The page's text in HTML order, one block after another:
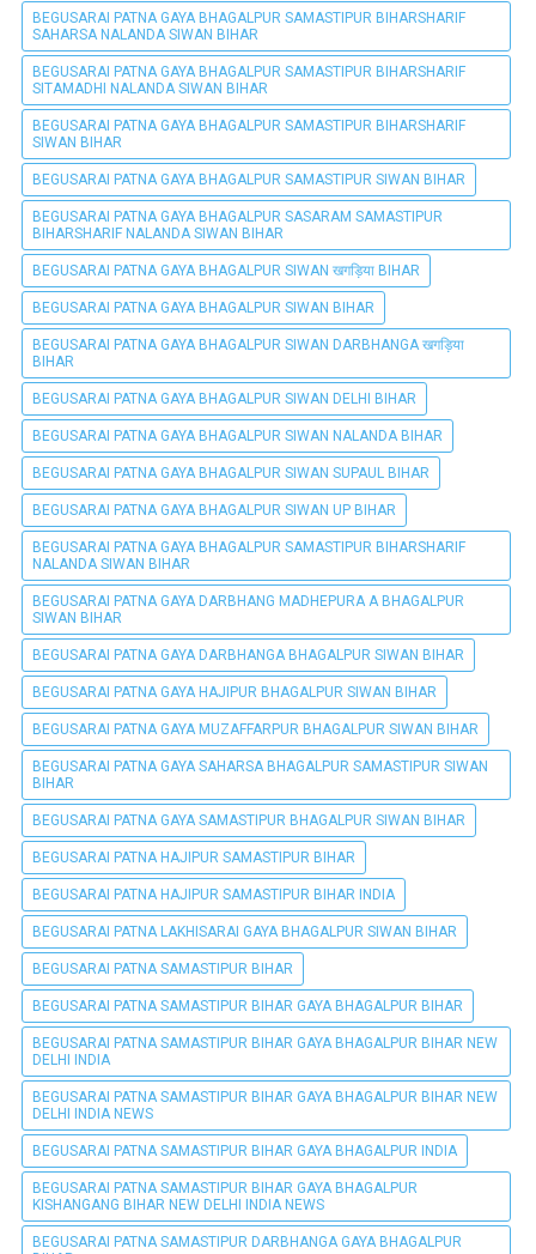
BEGUSARAI PATNA GAYA BHAGALPUR SAMASTIPUR BIHARSHARIF
SAHARSA NALANDA SIWAN BIHAR
BEGUSARAI PATNA GAYA BHAGALPUR SAMASTIPUR BIHARSHARIF
SITAMADHI NALANDA SIWAN BIHAR
BEGUSARAI PATNA GAYA BHAGALPUR SAMASTIPUR BIHARSHARIF
SIWAN BIHAR
BEGUSARAI PATNA GAYA BHAGALPUR SAMASTIPUR SIWAN BIHAR
BEGUSARAI PATNA GAYA BHAGALPUR SASARAM SAMASTIPUR
BIHARSHARIF NALANDA SIWAN BIHAR
BEGUSARAI PATNA GAYA BHAGALPUR SIWAN खगड़िया BIHAR
BEGUSARAI PATNA GAYA BHAGALPUR SIWAN BIHAR
BEGUSARAI PATNA GAYA BHAGALPUR SIWAN DARBHANGA खगड़िया
BIHAR
BEGUSARAI PATNA GAYA BHAGALPUR SIWAN DELHI BIHAR
BEGUSARAI PATNA GAYA BHAGALPUR SIWAN NALANDA BIHAR
BEGUSARAI PATNA GAYA BHAGALPUR SIWAN SUPAUL BIHAR
BEGUSARAI PATNA GAYA BHAGALPUR SIWAN UP BIHAR
BEGUSARAI PATNA GAYA BHAGALPUR SAMASTIPUR BIHARSHARIF
NALANDA SIWAN BIHAR
BEGUSARAI PATNA GAYA DARBHANG MADHEPURA A BHAGALPUR
SIWAN BIHAR
BEGUSARAI PATNA GAYA DARBHANGA BHAGALPUR SIWAN BIHAR
BEGUSARAI PATNA GAYA HAJIPUR BHAGALPUR SIWAN BIHAR
BEGUSARAI PATNA GAYA MUZAFFARPUR BHAGALPUR SIWAN BIHAR
BEGUSARAI PATNA GAYA SAHARSA BHAGALPUR SAMASTIPUR SIWAN
BIHAR
BEGUSARAI PATNA GAYA SAMASTIPUR BHAGALPUR SIWAN BIHAR
BEGUSARAI PATNA HAJIPUR SAMASTIPUR BIHAR
BEGUSARAI PATNA HAJIPUR SAMASTIPUR BIHAR INDIA
BEGUSARAI PATNA LAKHISARAI GAYA BHAGALPUR SIWAN BIHAR
BEGUSARAI PATNA SAMASTIPUR BIHAR
BEGUSARAI PATNA SAMASTIPUR BIHAR GAYA BHAGALPUR BIHAR
BEGUSARAI PATNA SAMASTIPUR BIHAR GAYA BHAGALPUR BIHAR NEW
DELHI INDIA
BEGUSARAI PATNA SAMASTIPUR BIHAR GAYA BHAGALPUR BIHAR NEW
DELHI INDIA NEWS
BEGUSARAI PATNA SAMASTIPUR BIHAR GAYA BHAGALPUR INDIA
BEGUSARAI PATNA SAMASTIPUR BIHAR GAYA BHAGALPUR
KISHANGANG BIHAR NEW DELHI INDIA NEWS
BEGUSARAI PATNA SAMASTIPUR DARBHANGA GAYA BHAGALPUR